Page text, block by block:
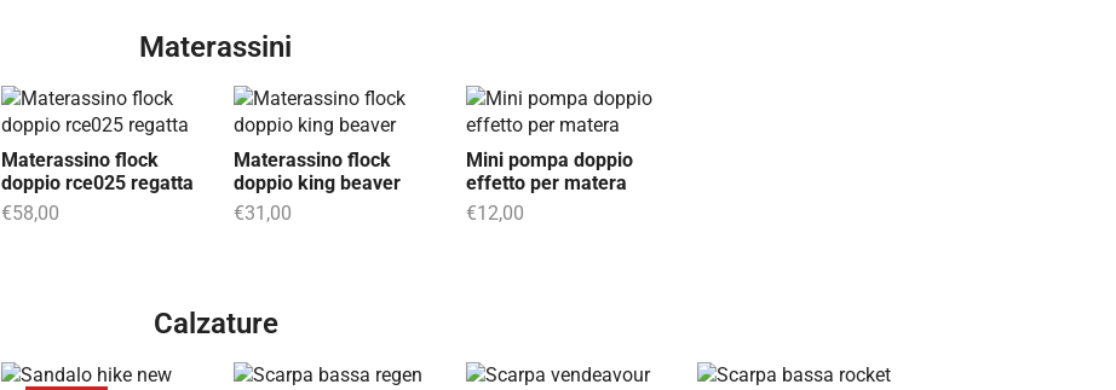
Materassini
Materassino flock
doppio rce025 regatta
€58,00
Materassino flock
doppio king beaver
€31,00
Mini pompa doppio
effetto per matera
€12,00
Calzature